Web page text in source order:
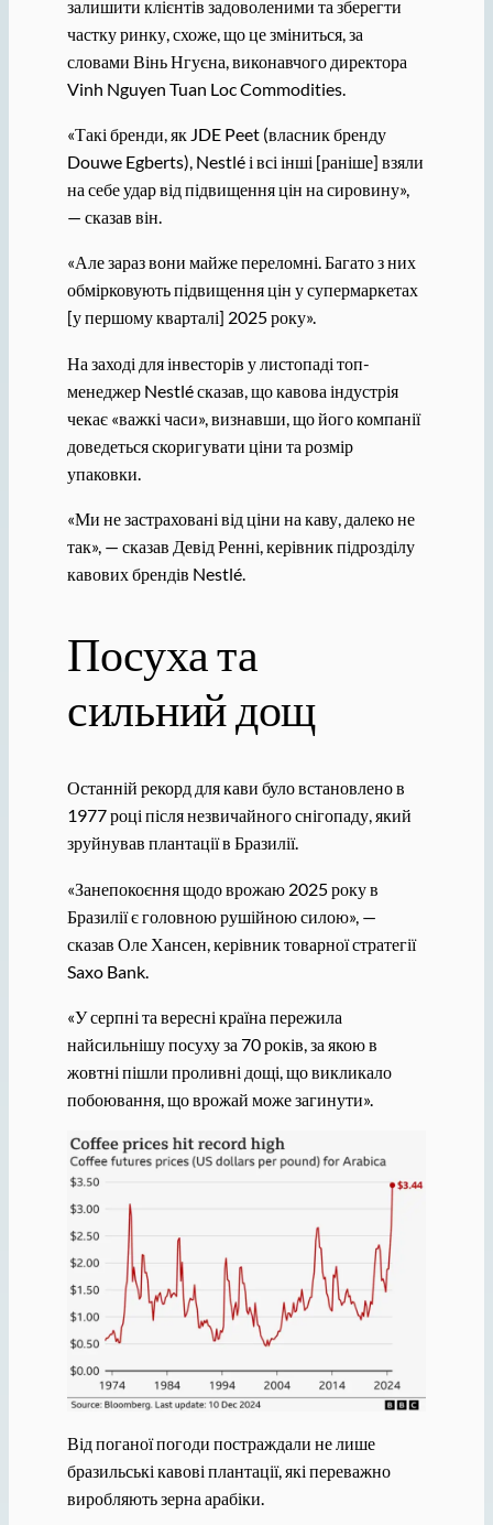
залишити клієнтів задоволеними та зберегти
частку ринку, схоже, що це зміниться, за
словами Вінь Нгуєна, виконавчого директора
Vinh Nguyen Tuan Loc Commodities.
«Такі бренди, як JDE Peet (власник бренду
Douwe Egberts), Nestlé і всі інші [раніше] взяли
на себе удар від підвищення цін на сировину»,
— сказав він.
«Але зараз вони майже переломні. Багато з них
обмірковують підвищення цін у супермаркетах
[у першому кварталі] 2025 року».
На заході для інвесторів у листопаді топ-
менеджер Nestlé сказав, що кавова індустрія
чекає «важкі часи», визнавши, що його компанії
доведеться скоригувати ціни та розмір
упаковки.
«Ми не застраховані від ціни на каву, далеко не
так», — сказав Девід Ренні, керівник підрозділу
кавових брендів Nestlé.
Посуха та
сильний дощ
Останній рекорд для кави було встановлено в
1977 році після незвичайного снігопаду, який
зруйнував плантації в Бразилії.
«Занепокоєння щодо врожаю 2025 року в
Бразилії є головною рушійною силою», —
сказав Оле Хансен, керівник товарної стратегії
Saxo Bank.
«У серпні та вересні країна пережила
найсильнішу посуху за 70 років, за якою в
жовтні пішли проливні дощі, що викликало
побоювання, що врожай може загинути».
Від поганої погоди постраждали не лише
бразильські кавові плантації, які переважно
виробляють зерна арабіки.